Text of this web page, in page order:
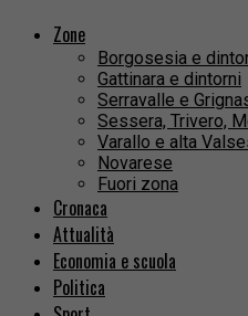
Zone
Borgosesia e
Gattinara e dintorni
Serravalle e
Sessera, Trivero,
Varallo e alta
Novarese
Fuori zona
Cronaca
Attualità
Economia e scuola
Politica